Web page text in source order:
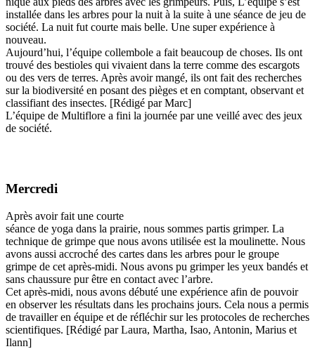
installée dans les arbres pour la nuit à la suite à une séance de jeu de
société. La nuit fut courte mais belle. Une super expérience à
nouveau.
Aujourd’hui, l’équipe collembole a fait beaucoup de choses. Ils ont
trouvé des bestioles qui vivaient dans la terre comme des escargots
ou des vers de terres. Après avoir mangé, ils ont fait des recherches
sur la biodiversité en posant des pièges et en comptant, observant et
classifiant des insectes. [Rédigé par Marc]
L’équipe de Multiflore a fini la journée par une veillé avec des jeux
de société.
Mercredi
Après avoir fait une courte
séance de yoga dans la prairie, nous sommes partis grimper. La
technique de grimpe que nous avons utilisée est la moulinette. Nous
avons aussi accroché des cartes dans les arbres pour le groupe
grimpe de cet après-midi. Nous avons pu grimper les yeux bandés et
sans chaussure pur être en contact avec l’arbre.
Cet après-midi, nous avons débuté une expérience afin de pouvoir
en observer les résultats dans les prochains jours. Cela nous a permis
de travailler en équipe et de réfléchir sur les protocoles de recherches
scientifiques. [Rédigé par Laura, Martha, Isao, Antonin, Marius et
Ilann]